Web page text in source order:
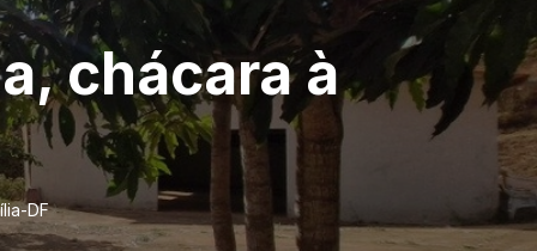
chácara à
DF